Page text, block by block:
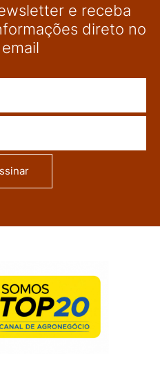
e receba
direto no